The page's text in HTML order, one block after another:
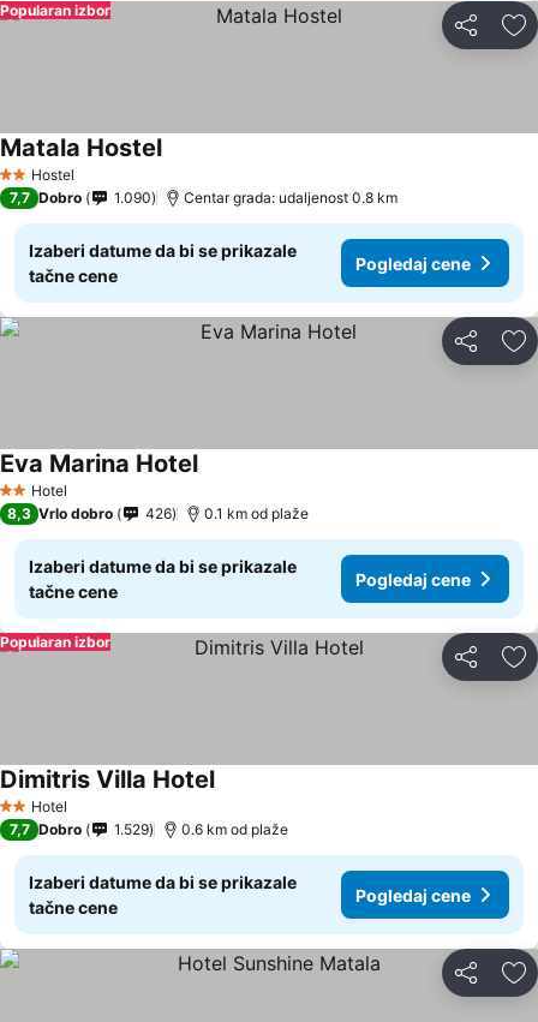
Deli
Popularan izbor
2 Zvezdice
Hostel
Matala Hostel
7,7 Dobro 1.090 Centar grada: udaljenost 0.8 km
Izaberi datume da bi se prikazale
tačne cene
Pogledaj cene
Deli
2 Zvezdice
Hotel
Eva Marina Hotel
8,3 Vrlo dobro 426 0.1 km od plaže
Izaberi datume da bi se prikazale
tačne cene
Pogledaj cene
Deli
Popularan izbor
2 Zvezdice
Hotel
Dimitris Villa Hotel
7,7 Dobro 1.529 0.6 km od plaže
Izaberi datume da bi se prikazale
tačne cene
Pogledaj cene
Deli